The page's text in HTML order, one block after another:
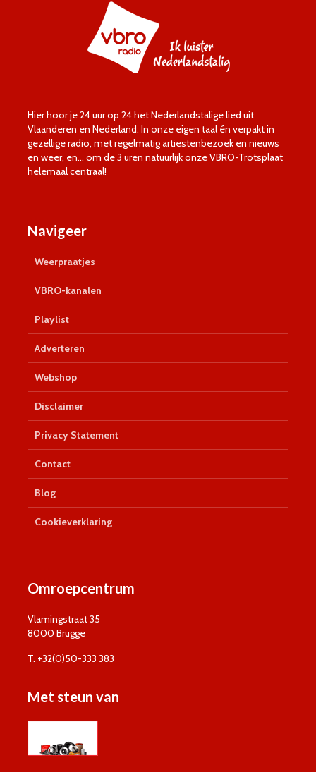
Hier hoor je 24 uur op 24 het Nederlandstalige lied uit
Vlaanderen en Nederland. In onze eigen taal én verpakt in
gezellige radio, met regelmatig artiestenbezoek en nieuws
en weer, en… om de 3 uren natuurlijk onze VBRO-Trotsplaat
helemaal centraal!
Navigeer
Weerpraatjes
VBRO-kanalen
Playlist
Adverteren
Webshop
Disclaimer
Privacy Statement
Contact
Blog
Cookieverklaring
Omroepcentrum
Vlamingstraat 35
8000 Brugge
T. +32(0)50-333 383
Met steun van